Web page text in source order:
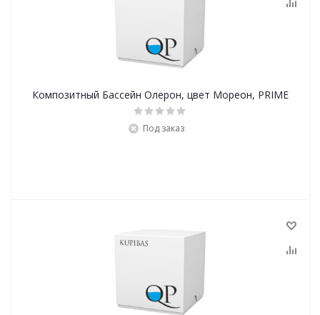
Композитный Бассейн Олерон, цвет Мореон, PRIME
Под заказ